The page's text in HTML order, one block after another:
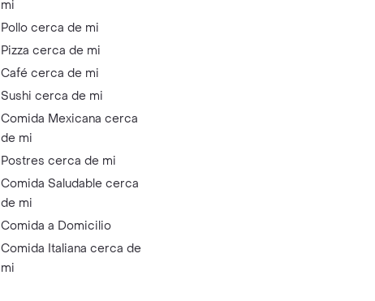
mi
Pollo cerca de mi
Pizza cerca de mi
Café cerca de mi
Sushi cerca de mi
Comida Mexicana cerca
de mi
Postres cerca de mi
Comida Saludable cerca
de mi
Comida a Domicilio
Comida Italiana cerca de
mi